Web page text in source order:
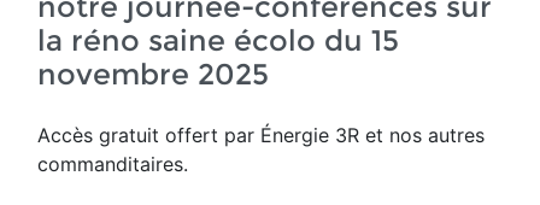
la réno saine écolo du 15
novembre 2025
Accès gratuit offert par Énergie 3R et nos autres
commanditaires.